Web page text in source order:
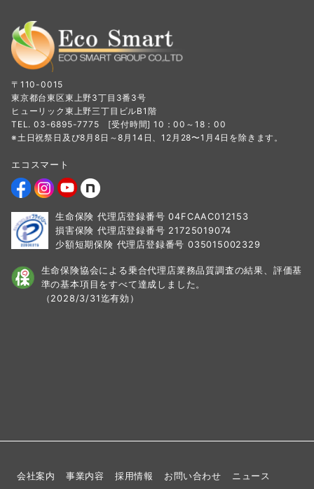
〒110-0015
東京都台東区東上野3丁目3番3号
ヒューリック東上野三丁目ビルB1階
TEL. 03-6895-7775 [受付時間] 10：00～18：00
※土日祝祭日及び8月8日～8月14日、12月28〜1月4日を除きます。
エコスマート
生命保険 代理店登録番号 04FCAAC012153
損害保険 代理店登録番号 21725019074
少額短期保険 代理店登録番号 035015002329
生命保険協会による乗合代理店業務品質調査の結果、 評価基
準の基本項目をすべて達成しました。
（2028/3/31迄有効）
会社案内 事業内容 採用情報 お問い合わせ ニュース